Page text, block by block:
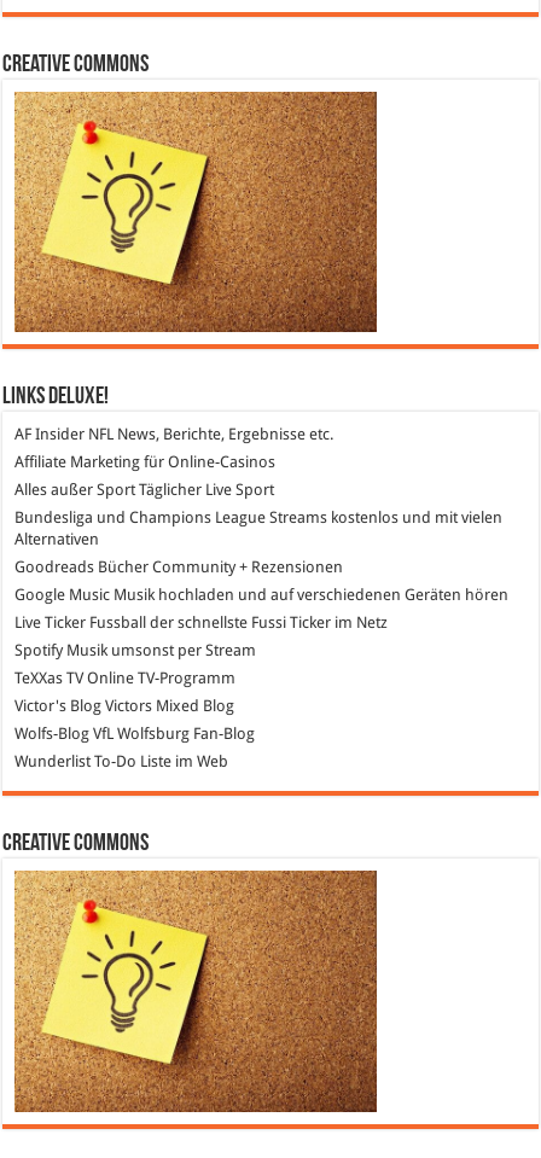
Creative Commons
Links DeLuXe!
AF Insider NFL News, Berichte, Ergebnisse etc.
Affiliate Marketing für Online-Casinos
Alles außer SportTäglicher Live Sport
Bundesliga und Champions League Streams kostenlos und mit vielen
Alternativen
Goodreads Bücher Community + Rezensionen
Google Music Musik hochladen und auf verschiedenen Geräten hören
Live Ticker Fussball
der schnellste Fussi Ticker im Netz
SpotifyMusik umsonst per Stream
TeXXas TVOnline TV-Programm
Victor's Blog Victors Mixed Blog
Wolfs-Blog VfL Wolfsburg Fan-Blog
WunderlistTo-Do Liste im Web
Creative Commons